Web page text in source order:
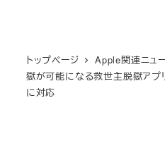
トップページ Apple関連ニュ
獄が可能になる救世主脱獄ア
に対応